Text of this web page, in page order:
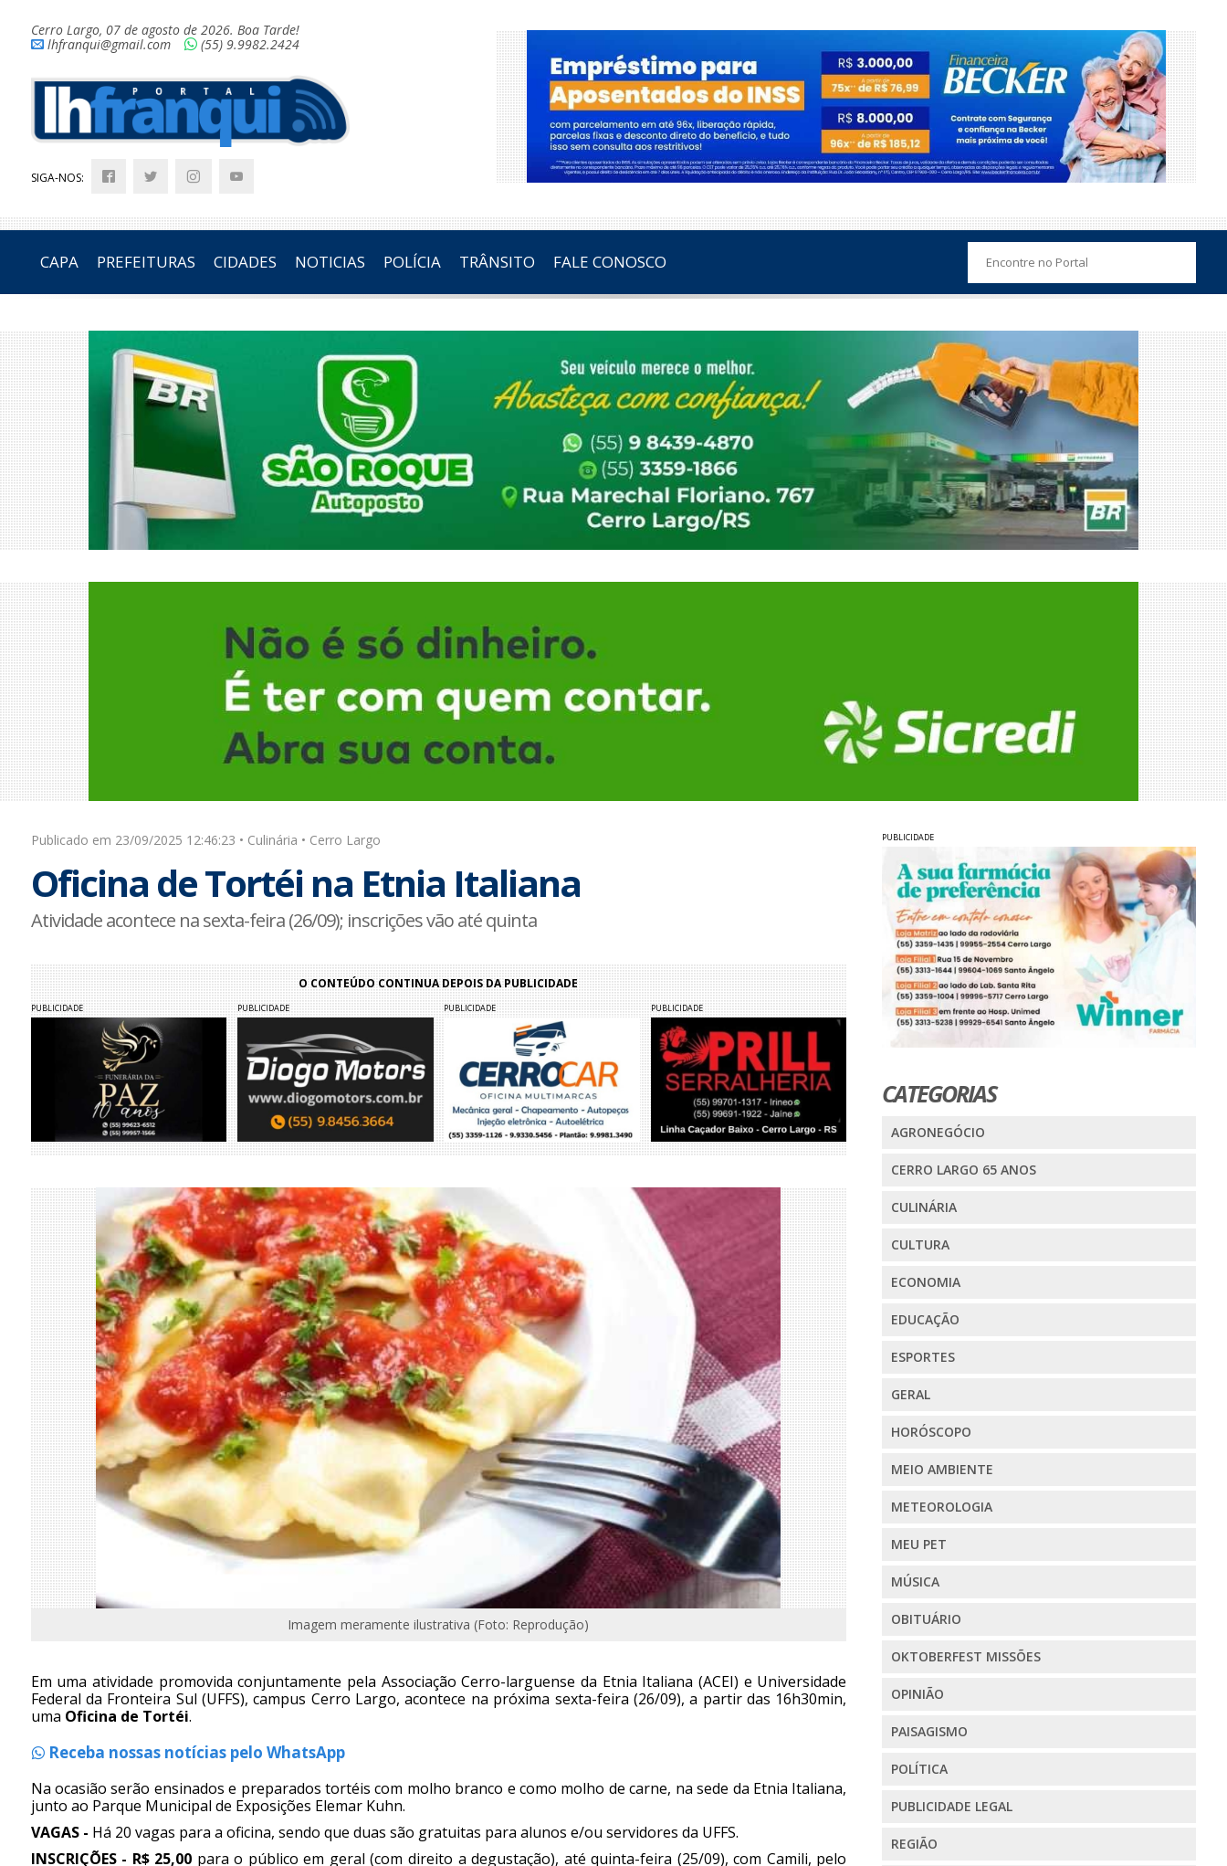
Cerro Largo, 07 de agosto de 2026. Boa Tarde!
lhfranqui@gmail.com
(55) 9.9982.2424
SIGA-NOS:
CAPA PREFEITURAS CIDADES NOTICIAS POLÍCIA TRÂNSITO FALE CONOSCO
Publicado em 23/09/2025 12:46:23 • Culinária • Cerro Largo
Oficina de Tortéi na Etnia Italiana
Atividade acontece na sexta-feira (26/09); inscrições vão até quinta
O CONTEÚDO CONTINUA DEPOIS DA PUBLICIDADE
PUBLICIDADE PUBLICIDADE PUBLICIDADE PUBLICIDADE
Imagem meramente ilustrativa (Foto: Reprodução)
Em uma atividade promovida conjuntamente pela Associação Cerro-larguense da Etnia Italiana (ACEI) e Universidade
Federal da Fronteira Sul (UFFS), campus Cerro Largo, acontece na próxima sexta-feira (26/09), a partir das 16h30min,
uma Oficina de Tortéi.
Receba nossas notícias pelo WhatsApp
Na ocasião serão ensinados e preparados tortéis com molho branco e como molho de carne, na sede da Etnia Italiana,
junto ao Parque Municipal de Exposições Elemar Kuhn.
VAGAS - Há 20 vagas para a oficina, sendo que duas são gratuitas para alunos e/ou servidores da UFFS.
INSCRIÇÕES - R$ 25,00 para o público em geral (com direito a degustação), até quinta-feira (25/09), com Camili, pelo
PUBLICIDADE
CATEGORIAS
AGRONEGÓCIO
CERRO LARGO 65 ANOS
CULINÁRIA
CULTURA
ECONOMIA
EDUCAÇÃO
ESPORTES
GERAL
HORÓSCOPO
MEIO AMBIENTE
METEOROLOGIA
MEU PET
MÚSICA
OBITUÁRIO
OKTOBERFEST MISSÕES
OPINIÃO
PAISAGISMO
POLÍTICA
PUBLICIDADE LEGAL
REGIÃO